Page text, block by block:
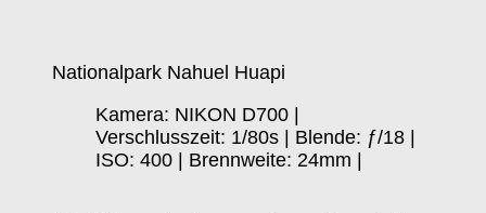
Nationalpark Nahuel Huapi
Kamera: NIKON D700 |
Verschlusszeit: 1/80s | Blende: ƒ/18 |
ISO: 400 | Brennweite: 24mm |